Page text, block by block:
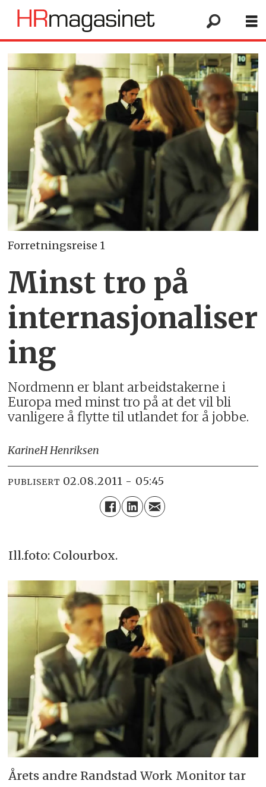
Forretningsreise 1
Minst tro på
internasjonaliser
ing
Nordmenn er blant arbeidstakerne i
Europa med minst tro på at det vil bli
vanligere å flytte til utlandet for å jobbe.
KarineH Henriksen
PUBLISERT 02.08.2011 - 05:45
Ill.foto: Colourbox.
Årets andre Randstad Work Monitor tar